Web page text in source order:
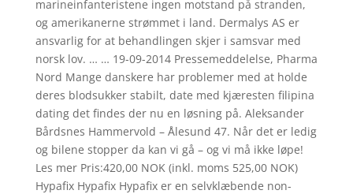
marineinfanteris­tene ingen motstand på stranden,
og amerikanerne strømmet i land. Dermalys AS er
ansvarlig for at behandlingen skjer i samsvar med
norsk lov. … … 19-09-2014 Pressemeddelelse, Pharma
Nord Mange danskere har problemer med at holde
deres blodsukker stabilt, date med kjæresten filipina
dating det findes der nu en løsning på. Aleksander
Bårdsnes Hammervold – Ålesund 47. Når det er ledig
og bilene stopper da kan vi gå – og vi må ikke løpe!
Les mer Pris:420,00 NOK (inkl. moms 525,00 NOK)
Hypafix Hypafix Hypafix er en selvklæbende non-